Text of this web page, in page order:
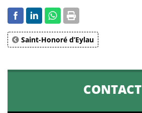
Saint-Honoré d’Eylau
CONTACT